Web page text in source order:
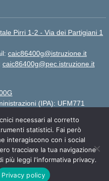
Pirri 1-2 - Via dei Partigiani 1
caic86400g@istruzione.it
caic86400g@pec.istruzione.it
(IPA): UFM771
e progetto di Designers Italia
necessari al corretto
statistici. Fai però
interagiscono con i social
tracciare la tua navigazione
più leggi l'informativa privacy.
Privacy policy